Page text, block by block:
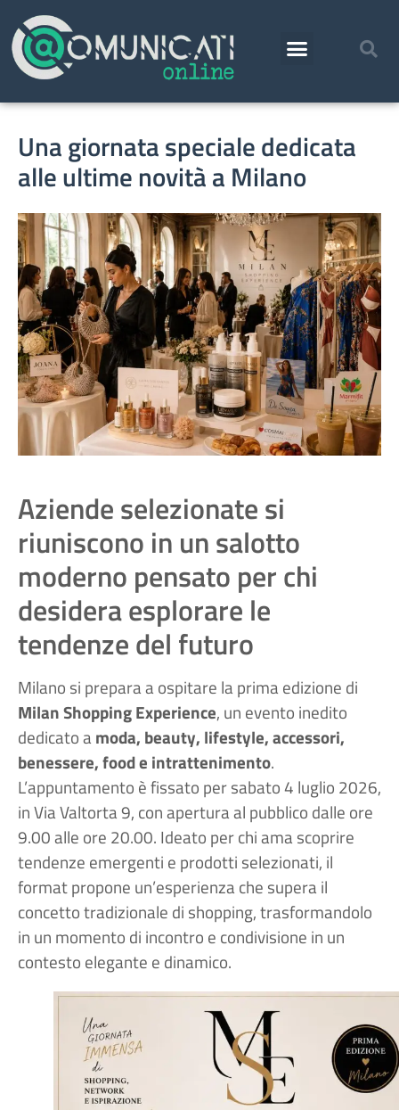
Una giornata speciale dedicata
alle ultime novità a Milano
Aziende selezionate si
riuniscono in un salotto
moderno pensato per chi
desidera esplorare le
tendenze del futuro
Milano si prepara a ospitare la prima edizione di
Milan Shopping Experience, un evento inedito
dedicato amoda, beauty, lifestyle, accessori,
benessere, food e intrattenimento.
L’appuntamento è fissato per sabato 4 luglio 2026,
in Via Valtorta 9, con apertura al pubblico dalle ore
9.00 alle ore 20.00. Ideato per chi ama scoprire
tendenze emergenti e prodotti selezionati, il
format propone un’esperienza che supera il
concetto tradizionale di shopping, trasformandolo
in un momento di incontro e condivisione in un
contesto elegante e dinamico.